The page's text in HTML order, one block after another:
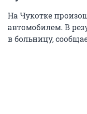
На Чукотке
автомобилем. В
в больницу,